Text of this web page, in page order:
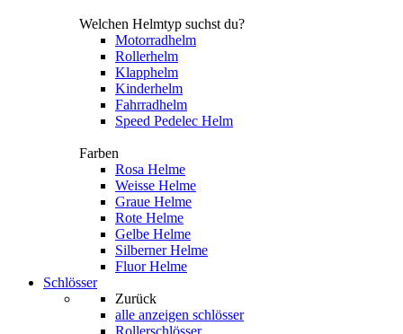
Welchen Helmtyp suchst du?
Motorradhelm
Rollerhelm
Klapphelm
Kinderhelm
Fahrradhelm
Speed Pedelec Helm
Farben
Rosa Helme
Weisse Helme
Graue Helme
Rote Helme
Gelbe Helme
Silberner Helme
Fluor Helme
Schlösser
Zurück
alle anzeigen schlösser
Rollerschlösser